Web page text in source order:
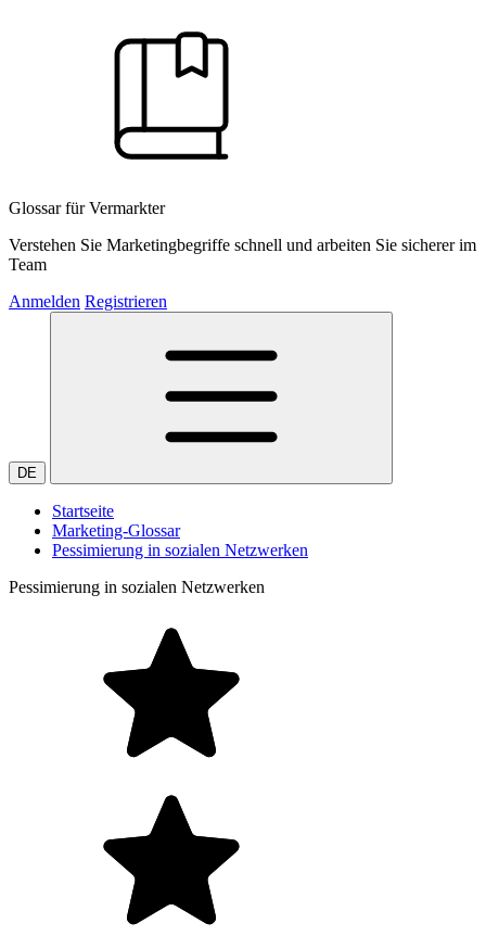
Glossar für Vermarkter
Verstehen Sie Marketingbegriffe schnell und arbeiten Sie sicherer im
Team
Anmelden Registrieren
DE
Startseite
Marketing-Glossar
Pessimierung in sozialen Netzwerken
Pessimierung in sozialen Netzwerken